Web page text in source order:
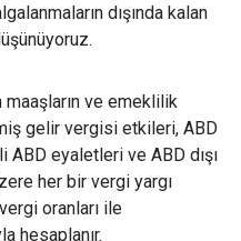
dışında kalan
ve emeklilik
gelir vergisi etkileri, ABD
ABD eyaletleri ve ABD dışı
her bir vergi yargı
oranları ile
hesaplanır.